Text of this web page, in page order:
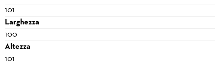
101
Larghezza
100
Altezza
101